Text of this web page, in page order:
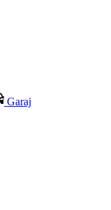
Garaj